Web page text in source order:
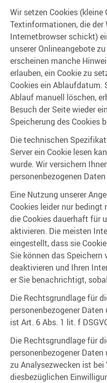
Wir setzen Cookies
Textinformationen, die der
Internetbrowser schickt)
unserer Onlineangebote
erscheinen manche
erlauben, ein Cookie zu
Cookies ein Ablaufdatum.
Ablauf manuell löschen,
Besuch der Seite wieder
Speicherung des Cookies
Die technischen
Server ein Cookie lesen
wurde. Wir versichern
personenbezogenen
Eine Nutzung unserer
Cookies leider nur bedingt
die Cookies dauerhaft für
aktivieren. Die meisten
eingestellt, dass sie
Sie können das Speichern
deaktivieren und Ihren
er Sie benachrichtigt,
Die Rechtsgrundlage für
personenbezogener
ist Art. 6 Abs. 1 lit. f
Die Rechtsgrundlage für
personenbezogener
zu Analysezwecken ist bei
diesbezüglichen